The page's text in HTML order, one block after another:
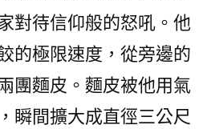
對待信仰般的怒吼。他
的極限速度，從旁邊的
團麵皮。麵皮被他用氣
瞬間擴大成直徑三公尺